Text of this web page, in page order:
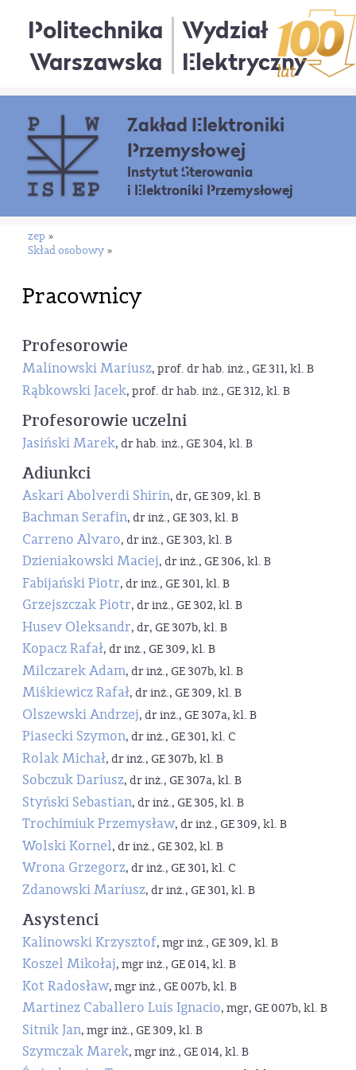
Politechnika
Warszawska
Wydział
Elektryczny
Zakład Elektroniki
Przemysłowej
Instytut Sterowania
i Elektroniki Przemysłowej
zep »
Skład osobowy »
Pracownicy
Profesorowie
Malinowski Mariusz, prof. dr hab. inż., GE 311, kl. B
Rąbkowski Jacek, prof. dr hab. inż., GE 312, kl. B
Profesorowie uczelni
Jasiński Marek, dr hab. inż., GE 304, kl. B
Adiunkci
Askari Abolverdi Shirin, dr, GE 309, kl. B
Bachman Serafin, dr inż., GE 303, kl. B
Carreno Alvaro, dr inż., GE 303, kl. B
Dzieniakowski Maciej, dr inż., GE 306, kl. B
Fabijański Piotr, dr inż., GE 301, kl. B
Grzejszczak Piotr, dr inż., GE 302, kl. B
Husev Oleksandr, dr, GE 307b, kl. B
Kopacz Rafał, dr inż., GE 309, kl. B
Milczarek Adam, dr inż., GE 307b, kl. B
Miśkiewicz Rafał, dr inż., GE 309, kl. B
Olszewski Andrzej, dr inż., GE 307a, kl. B
Piasecki Szymon, dr inż., GE 301, kl. C
Rolak Michał, dr inż., GE 307b, kl. B
Sobczuk Dariusz, dr inż., GE 307a, kl. B
Styński Sebastian, dr inż., GE 305, kl. B
Trochimiuk Przemysław, dr inż., GE 309, kl. B
Wolski Kornel, dr inż., GE 302, kl. B
Wrona Grzegorz, dr inż., GE 301, kl. C
Zdanowski Mariusz, dr inż., GE 301, kl. B
Asystenci
Kalinowski Krzysztof, mgr inż., GE 309, kl. B
Koszel Mikołaj, mgr inż., GE 014, kl. B
Kot Radosław, mgr inż., GE 007b, kl. B
Martinez Caballero Luis Ignacio, mgr, GE 007b, kl. B
Sitnik Jan, mgr inż., GE 309, kl. B
Szymczak Marek, mgr inż., GE 014, kl. B